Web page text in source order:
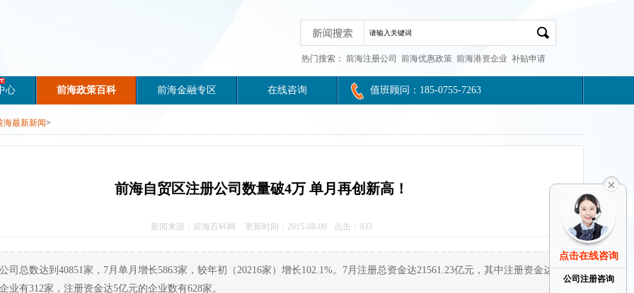
热门搜索： 前海注册公司 前海优惠政策 前海港资企业 补贴申请
心 前海政策百科 前海金融专区 在线咨询 值班顾问：185-0755-7263
海最新新闻>
前海自贸区注册公司数量破4万 单月再创新高！
新闻来源：前海百科网 更新时间：2015-08-09 点击： 933
司总数达到40851家，7月单月增长5863家，较年初（20216家）增长102.1%。7月注册总资金达21561.23亿元，其中注册资金达
业有312家，注册资金达5亿元的企业数有628家。
点击在线咨询
公司注册咨询